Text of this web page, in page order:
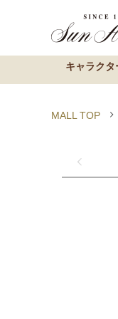
MALL TOP